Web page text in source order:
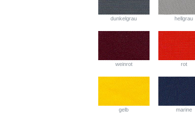
dunkelgrau hellgrau
weinrot rot
gelb marine